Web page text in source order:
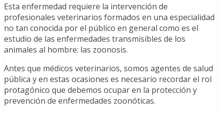
Esta enfermedad requiere la intervención de
profesionales veterinarios formados en una especialidad
no tan conocida por el público en general como es el
estudio de las enfermedades transmisibles de los
animales al hombre: las zoonosis.
Antes que médicos veterinarios, somos agentes de salud
pública y en estas ocasiones es necesario recordar el rol
protagónico que debemos ocupar en la protección y
prevención de enfermedades zoonóticas.